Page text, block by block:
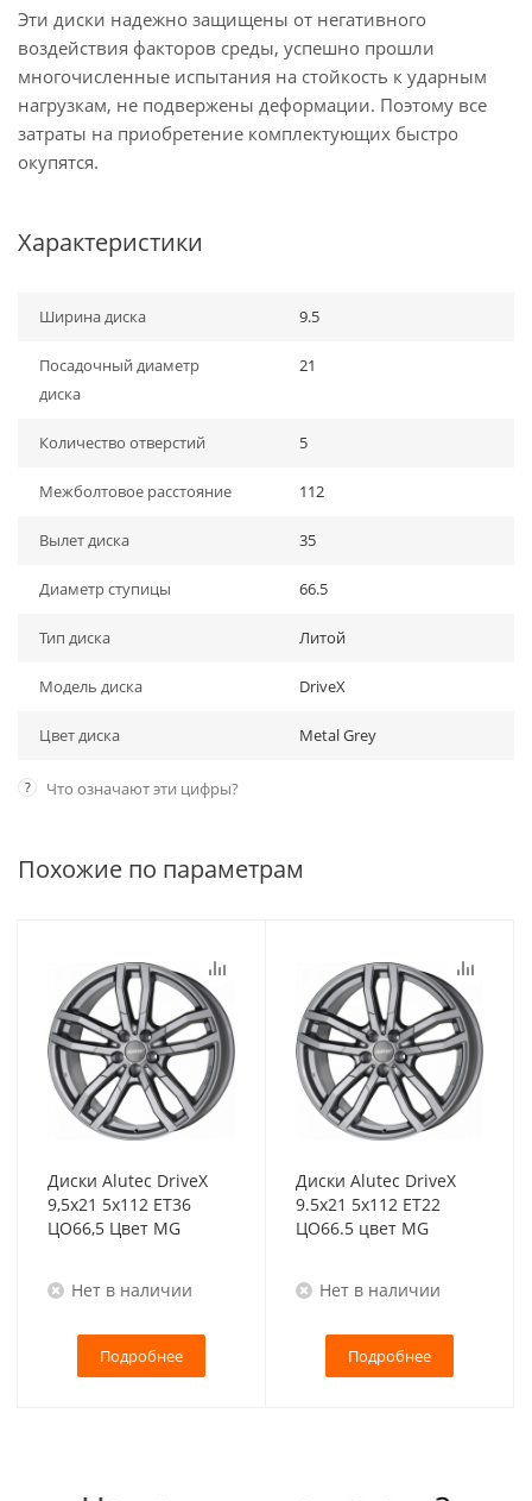
Эти диски надежно защищены от негативного
воздействия факторов среды, успешно прошли
многочисленные испытания на стойкость к ударным
нагрузкам, не подвержены деформации. Поэтому все
затраты на приобретение комплектующих быстро
окупятся.
Характеристики
Ширина диска 9.5
Посадочный диаметр
диска
21
Количество отверстий 5
Межболтовое расстояние 112
Вылет диска 35
Диаметр ступицы 66.5
Тип диска Литой
Модель диска DriveX
Цвет диска Metal Grey
? Что означают эти цифры?
Похожие по параметрам
Диски Alutec DriveX
9,5x21 5x112 ET36
ЦО66,5 Цвет MG
Нет в наличии
Подробнее
Диски Alutec DriveX
9.5x21 5x112 ET22
ЦО66.5 цвет MG
Нет в наличии
Подробнее